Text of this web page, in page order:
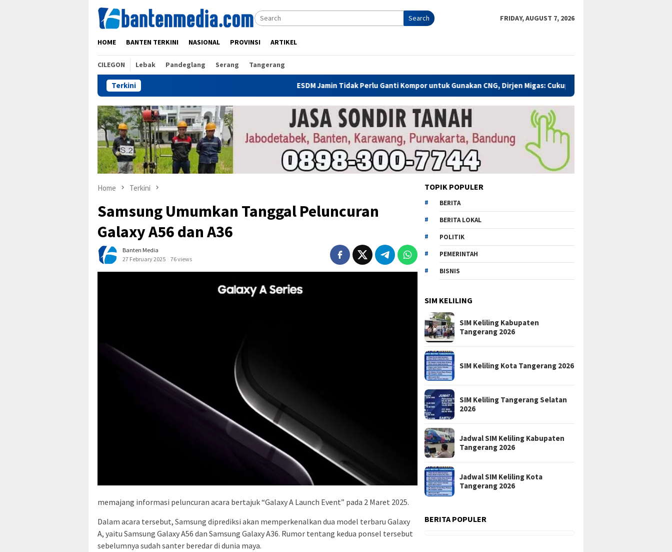
content
Search FRIDAY, AUGUST 7, 2026
HOME BANTEN TERKINI NASIONAL PROVINSI ARTIKEL
CILEGON Lebak Pandeglang Serang Tangerang
Terkini ESDM Jamin Tidak Perlu Ganti Kompor untuk Gunakan CNG, Dirjen Migas: Cukup Plug and Play
Home Terkini
Samsung Umumkan Tanggal Peluncuran
Galaxy A56 dan A36
Banten Media
27 February 2025
76 views
memajang informasi peluncuran acara bertajuk “Galaxy A Launch Event” pada 2 Maret 2025.
Dalam acara tersebut, Samsung diprediksi akan memperkenalkan dua model terbaru Galaxy
A, yaitu Samsung Galaxy A56 dan Samsung Galaxy A36. Rumor tentang kedua ponsel tersebut
sebelumnya sudah santer beredar di dunia maya.
TOPIK POPULER
BERITA
BERITA LOKAL
POLITIK
PEMERINTAH
BISNIS
SIM KELILING
SIM Keliling Kabupaten
Tangerang 2026
SIM Keliling Kota Tangerang 2026
SIM Keliling Tangerang Selatan
2026
Jadwal SIM Keliling Kabupaten
Tangerang 2026
Jadwal SIM Keliling Kota
Tangerang 2026
BERITA POPULER